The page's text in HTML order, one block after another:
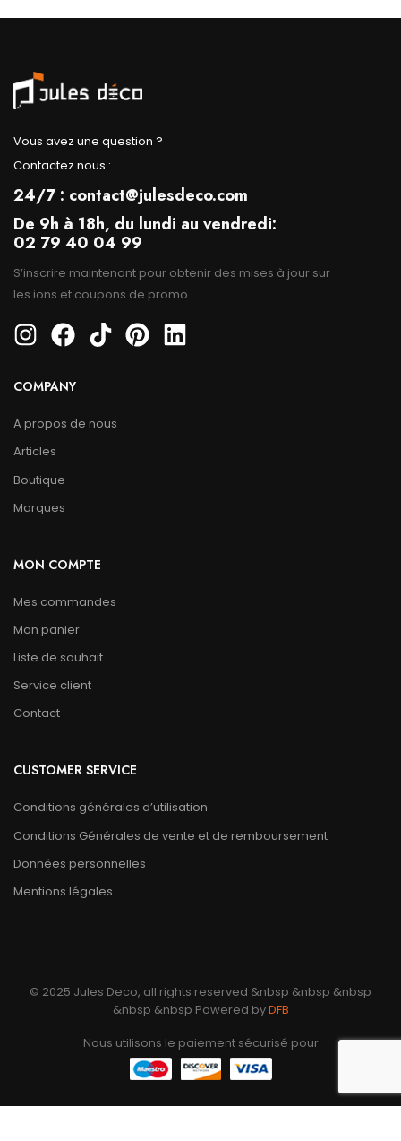
Vous avez une question ?
Contactez nous :
24/7 : contact@julesdeco.com
De 9h à 18h, du lundi au vendredi:
02 79 40 04 99
S’inscrire maintenant pour obtenir des mises à jour sur
les ions et coupons de promo.
COMPANY
A propos de nous
Articles
Boutique
Marques
MON COMPTE
Mes commandes
Mon panier
Liste de souhait
Service client
Contact
CUSTOMER SERVICE
Conditions générales d’utilisation
Conditions Générales de vente et de remboursement
Données personnelles
Mentions légales
© 2025 Jules Deco, all rights reserved &nbsp &nbsp &nbsp
&nbsp &nbsp Powered byDFB
Nous utilisons le paiement sécurisé pour